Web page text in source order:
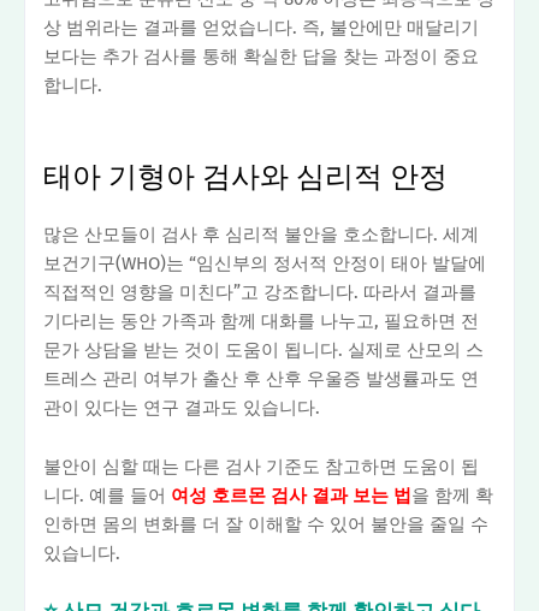
상 범위라는 결과를 얻었습니다. 즉, 불안에만 매달리기
보다는 추가 검사를 통해 확실한 답을 찾는 과정이 중요
합니다.
태아 기형아 검사와 심리적 안정
많은 산모들이 검사 후 심리적 불안을 호소합니다. 세계
보건기구(WHO)는 “임신부의 정서적 안정이 태아 발달에
직접적인 영향을 미친다”고 강조합니다. 따라서 결과를
기다리는 동안 가족과 함께 대화를 나누고, 필요하면 전
문가 상담을 받는 것이 도움이 됩니다. 실제로 산모의 스
트레스 관리 여부가 출산 후 산후 우울증 발생률과도 연
관이 있다는 연구 결과도 있습니다.
불안이 심할 때는 다른 검사 기준도 참고하면 도움이 됩
니다. 예를 들어 여성 호르몬 검사 결과 보는 법을 함께 확
인하면 몸의 변화를 더 잘 이해할 수 있어 불안을 줄일 수
있습니다.